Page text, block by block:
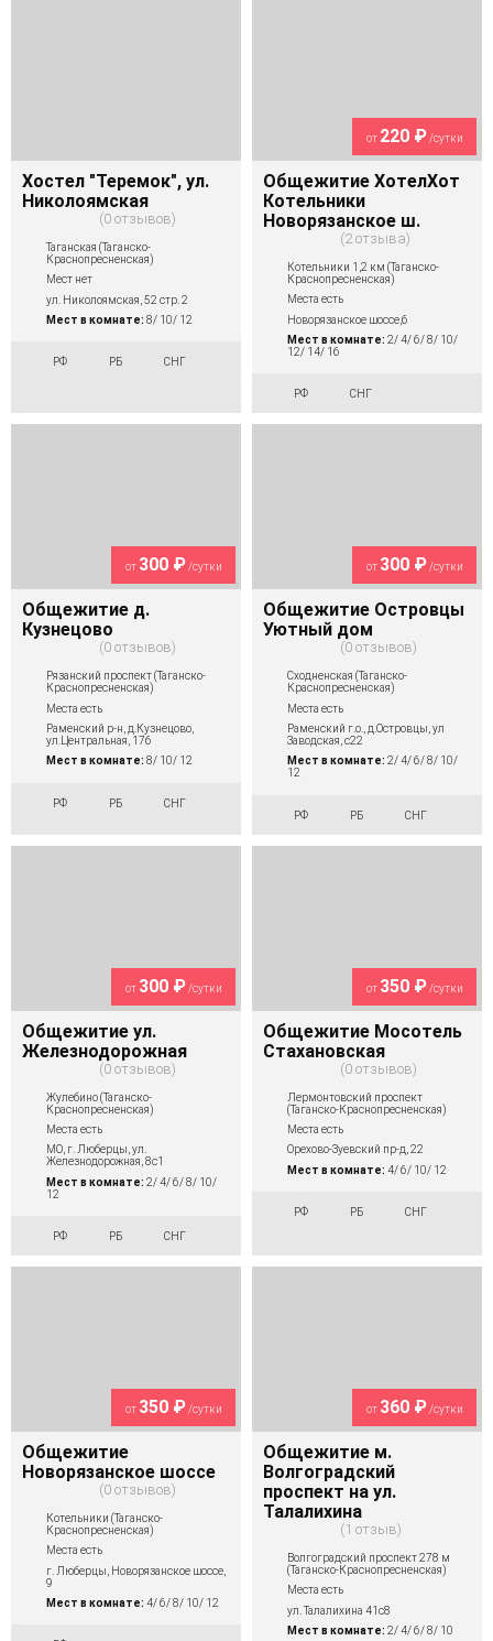
Хостел "Теремок", ул.
Николоямская
0 отзывов
Таганская (Таганско-
Краснопресненская)
Мест нет
ул. Николоямская, 52 стр. 2
Мест в комнате: 8/ 10/ 12
РФ РБ СНГ
от 220 ₽/сутки
Общежитие ХотелХот
Котельники
Новорязанское ш.
2 отзыва
Котельники 1,2 км (Таганско-
Краснопресненская)
Места есть
Новорязанское шоссе,6
Мест в комнате: 2/ 4/ 6/ 8/ 10/
12/ 14/ 16
РФ СНГ
от 300 ₽/сутки
Общежитие д.
Кузнецово
0 отзывов
Рязанский проспект (Таганско-
Краснопресненская)
Места есть
Раменский р-н, д.Кузнецово,
ул.Центральная, 176
Мест в комнате: 8/ 10/ 12
РФ РБ СНГ
от 300 ₽/сутки
Общежитие Островцы
Уютный дом
0 отзывов
Сходненская (Таганско-
Краснопресненская)
Места есть
Раменский г.о., д.Островцы, ул
Заводская, с22
Мест в комнате: 2/ 4/ 6/ 8/ 10/
12
РФ РБ СНГ
от 300 ₽/сутки
Общежитие ул.
Железнодорожная
0 отзывов
Жулебино (Таганско-
Краснопресненская)
Места есть
МО, г. Люберцы, ул.
Железнодорожная, 8с1
Мест в комнате: 2/ 4/ 6/ 8/ 10/
12
РФ РБ СНГ
от 350 ₽/сутки
Общежитие Мосотель
Стахановская
0 отзывов
Лермонтовский проспект
(Таганско-Краснопресненская)
Места есть
Орехово-Зуевский пр-д, 22
Мест в комнате: 4/ 6/ 10/ 12
РФ РБ СНГ
от 350 ₽/сутки
Общежитие
Новорязанское шоссе
0 отзывов
Котельники (Таганско-
Краснопресненская)
Места есть
г. Люберцы, Новорязанское шоссе,
9
Мест в комнате: 4/ 6/ 8/ 10/ 12
от 360 ₽/сутки
Общежитие м.
Волгоградский
проспект на ул.
Талалихина
1 отзыв
Волгоградский проспект 278 м
(Таганско-Краснопресненская)
Места есть
ул. Талалихина 41с8
Мест в комнате: 2/ 4/ 6/ 8/ 10